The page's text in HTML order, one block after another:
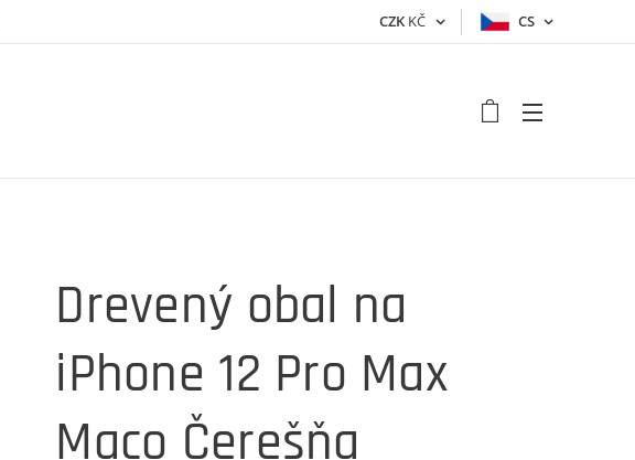
CZK KČ CS
Drevený obal na
iPhone 12 Pro Max
Maco Čerešňa